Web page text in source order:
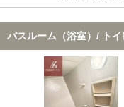
バスルーム（浴室）/ トイ